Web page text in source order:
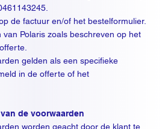
de factuur en/of het bestelformulier.
van Polaris zoals beschreven op het
gelden als een specifieke
in de offerte of het
de voorwaarden
worden geacht door de klant te